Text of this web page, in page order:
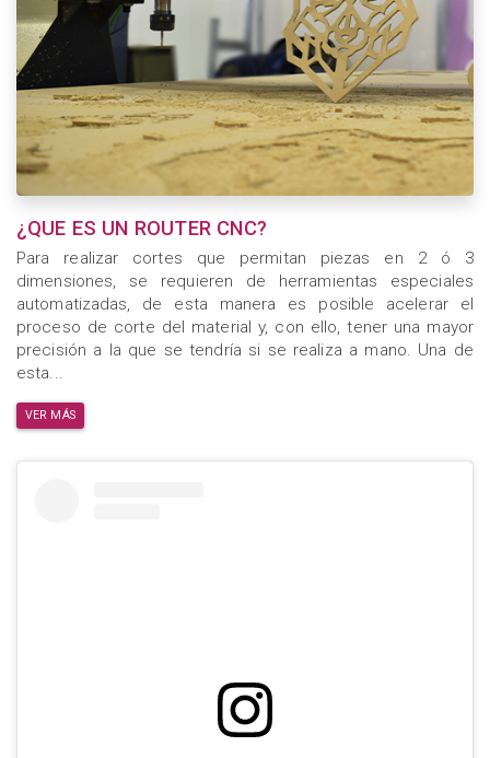
¿QUE ES UN ROUTER CNC?
Para realizar cortes que permitan piezas en 2 ó 3
dimensiones, se requieren de herramientas especiales
automatizadas, de esta manera es posible acelerar el
proceso de corte del material y, con ello, tener una mayor
precisión a la que se tendría si se realiza a mano. Una de
esta...
VER MÁS